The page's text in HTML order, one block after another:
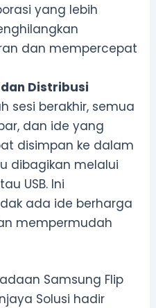
yang lebih
dan mempercepat
Distribusi
sesi berakhir, semua
dan ide yang
disimpan ke dalam
dibagikan melalui
USB. Ini
ada ide berharga
mempermudah
Samsung Flip
Solusi hadir